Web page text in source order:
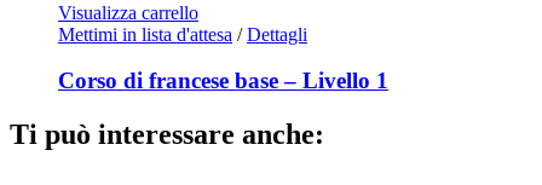
Visualizza carrello
Mettimi in lista d'attesa / Dettagli
Corso di francese base – Livello 1
Ti può interessare anche: